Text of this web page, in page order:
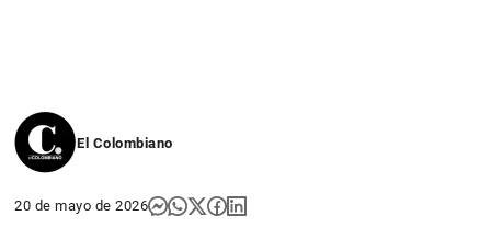
El Colombiano
20 de mayo de 2026